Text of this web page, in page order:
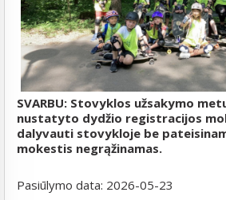
SVARBU: Stovyklos užsakymo
nustatyto dydžio registracijos
dalyvauti stovykloje be
mokestis negrąžinamas.
Pasiūlymo data: 2026-05-23